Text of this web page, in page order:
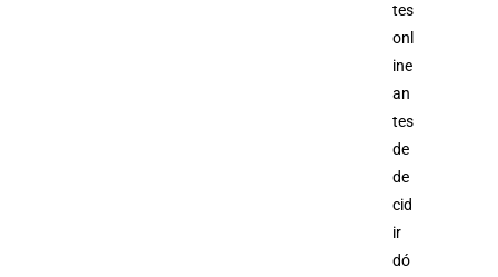
tes
onl
ine
an
tes
de
de
cid
ir
dó